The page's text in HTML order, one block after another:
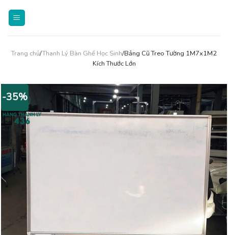
Trang chủ/Thanh Lý Bàn Ghế Học Sinh/Bảng Cũ Treo Tường 1M7x1M2
Kích Thước Lớn
-35%